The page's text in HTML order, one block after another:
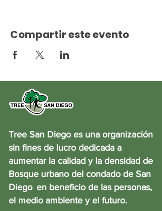
Compartir este evento
Tree San Diego es una organización
sin fines de lucro dedicada a
aumentar la calidad y la densidad de
Bosque urbano del condado de San
Diego en beneficio de las personas,
el medio ambiente y el futuro.